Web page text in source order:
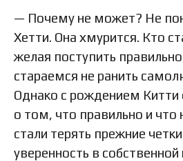
— Почему не может? Не
Хетти. Она хмурится. Кто
желая поступить
стараемся не ранить
Однако с рождением Китти
о том, что правильно и что
стали терять прежние
уверенность в